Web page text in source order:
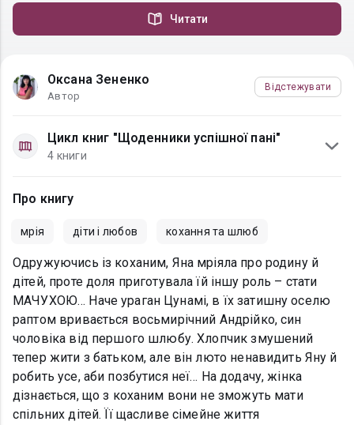
Читати
Оксана Зененко
Автор
Відстежувати
Цикл книг "Щоденники успішної пані"
4 книги
Про книгу
мрія діти і любов кохання та шлюб
Одружуючись із коханим, Яна мріяла про родину й
дітей, проте доля приготувала їй іншу роль – стати
МАЧУХОЮ… Наче ураган Цунамі, в їх затишну оселю
раптом вривається восьмирічний Андрійко, син
чоловіка від першого шлюбу. Хлопчик змушений
тепер жити з батьком, але він люто ненавидить Яну й
робить усе, аби позбутися неї… На додачу, жінка
дізнається, що з коханим вони не зможуть мати
спільних дітей. Її щасливе сімейне життя